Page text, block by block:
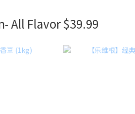
All Flavor $39.99